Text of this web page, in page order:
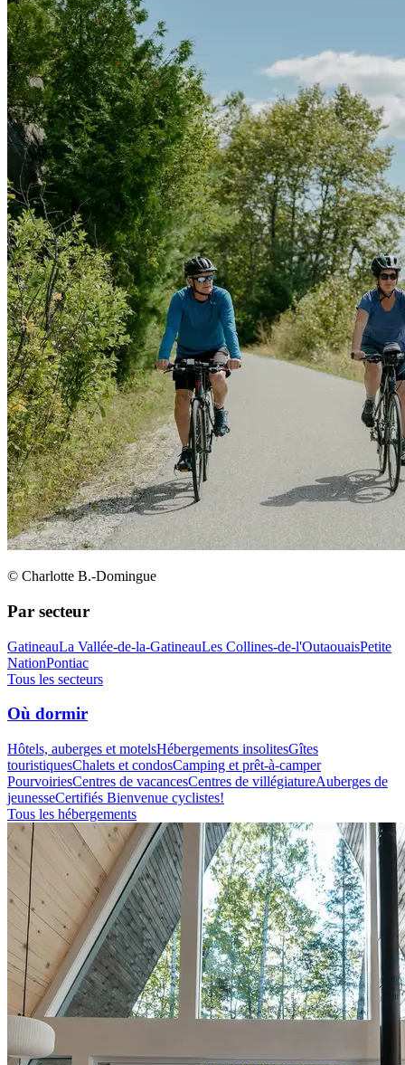
© Charlotte B.-Domingue
Par secteur
GatineauLa Vallée-de-la-GatineauLes Collines-de-l'OutaouaisPetite
NationPontiac
Tous les secteurs
Où dormir
Hôtels, auberges et motelsHébergements insolitesGîtes
touristiquesChalets et condosCamping et prêt-à-camper
PourvoiriesCentres de vacancesCentres de villégiatureAuberges de
jeunesseCertifiés Bienvenue cyclistes!
Tous les hébergements